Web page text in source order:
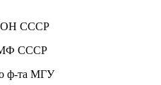
СССР
МФ СССР
ф-та МГУ